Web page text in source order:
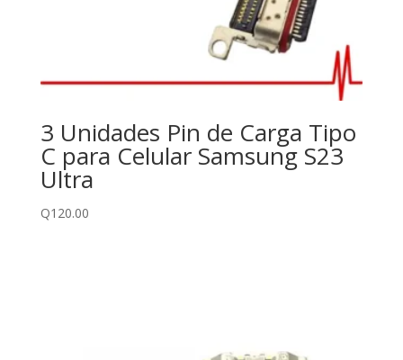
3 Unidades Pin de Carga Tipo
C para Celular Samsung S23
Ultra
Q120.00